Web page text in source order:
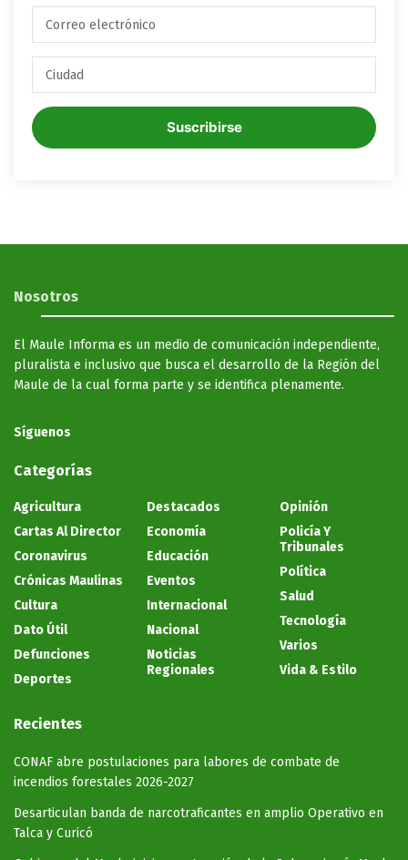
Suscribirse
Nosotros
El Maule Informa es un medio de comunicación independiente,
pluralista e inclusivo que busca el desarrollo de la Región del
Maule de la cual forma parte y se identifica plenamente.
Síguenos
Categorías
Agricultura
Cartas Al Director
Coronavirus
Crónicas Maulinas
Cultura
Dato Útil
Defunciones
Deportes
Destacados
Economía
Educación
Eventos
Internacional
Nacional
Noticias
Regionales
Opinión
Policía Y
Tribunales
Política
Salud
Tecnología
Varios
Vida & Estilo
Recientes
CONAF abre postulaciones para labores de combate de
incendios forestales 2026-2027
Desarticulan banda de narcotraficantes en amplio Operativo en
Talca y Curicó